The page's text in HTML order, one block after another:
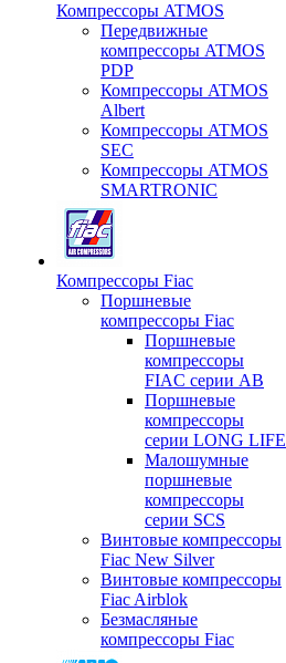
Компрессоры ATMOS
Передвижные
компрессоры ATMOS
PDP
Компрессоры ATMOS
Albert
Компрессоры ATMOS
SEC
Компрессоры ATMOS
SMARTRONIC
Компрессоры Fiac
Поршневые
компрессоры Fiac
Поршневые
компрессоры
FIAC серии AB
Поршневые
компрессоры
серии LONG LIFE
Малошумные
поршневые
компрессоры
серии SCS
Винтовые компрессоры
Fiac New Silver
Винтовые компрессоры
Fiac Airblok
Безмасляные
компрессоры Fiac